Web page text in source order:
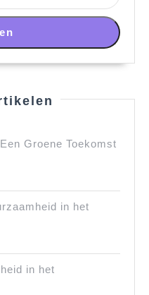
Groene Toekomst
in het
in het